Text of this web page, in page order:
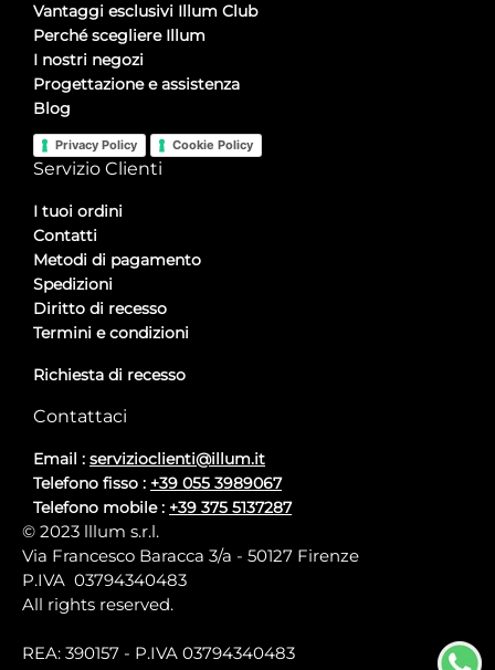
Vantaggi esclusivi Illum Club
Perché scegliere Illum
I nostri negozi
Progettazione e assistenza
Blog
Privacy Policy Cookie Policy
Servizio Clienti
I tuoi ordini
Contatti
Metodi di pagamento
Spedizioni
Diritto di recesso
Termini e condizioni
Richiesta di recesso
Contattaci
Email : servizioclienti@illum.it
Telefono fisso : +39 055 3989067
Telefono mobile : +39 375 5137287
© 2023 lllum s.r.l.
Via Francesco Baracca 3/a - 50127 Firenze
P.IVA 03794340483
All rights reserved.
REA: 390157 - P.IVA 03794340483